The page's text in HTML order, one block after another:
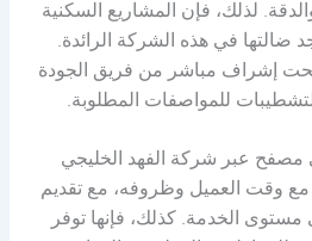
لذلك، فإن المشاريع السكنية
ضالتها في هذه الشركة الرائدة.
إشراف مباشر من فريق الجودة
للمواصفات المطلوبة.
مصفح عبر شركة الفهد الخليجي
وقت العميل وظروفه، مع تقديم
مستوى الخدمة. كذلك، فإنها توفر